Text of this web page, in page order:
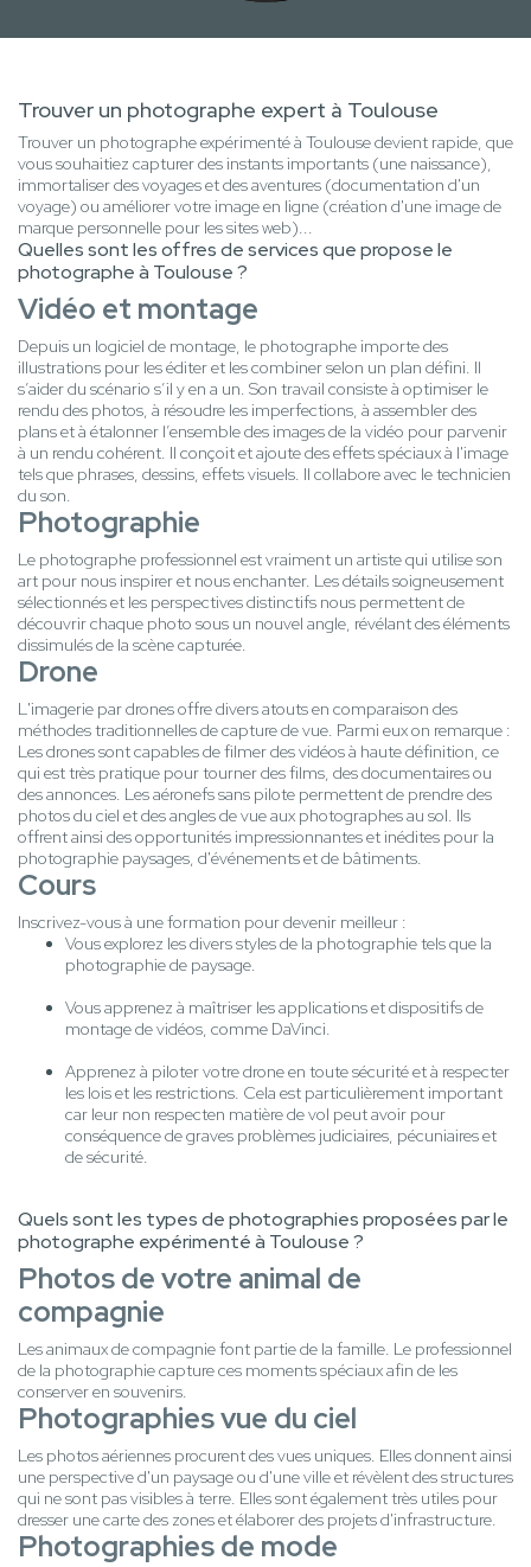
Trouver un photographe expert à Toulouse
Trouver un photographe expérimenté à Toulouse devient rapide, que
vous souhaitiez capturer des instants importants (une naissance),
immortaliser des voyages et des aventures (documentation d'un
voyage) ou améliorer votre image en ligne (création d'une image de
marque personnelle pour les sites web)...
Quelles sont les offres de services que propose le
photographe à Toulouse ?
Vidéo et montage
Depuis un logiciel de montage, le photographe importe des
illustrations pour les éditer et les combiner selon un plan défini. Il
s’aider du scénario s’il y en a un. Son travail consiste à optimiser le
rendu des photos, à résoudre les imperfections, à assembler des
plans et à étalonner l’ensemble des images de la vidéo pour parvenir
à un rendu cohérent. Il conçoit et ajoute des effets spéciaux à l'image
tels que phrases, dessins, effets visuels. Il collabore avec le technicien
du son.
Photographie
Le photographe professionnel est vraiment un artiste qui utilise son
art pour nous inspirer et nous enchanter. Les détails soigneusement
sélectionnés et les perspectives distinctifs nous permettent de
découvrir chaque photo sous un nouvel angle, révélant des éléments
dissimulés de la scène capturée.
Drone
L'imagerie par drones offre divers atouts en comparaison des
méthodes traditionnelles de capture de vue. Parmi eux on remarque :
Les drones sont capables de filmer des vidéos à haute définition, ce
qui est très pratique pour tourner des films, des documentaires ou
des annonces. Les aéronefs sans pilote permettent de prendre des
photos du ciel et des angles de vue aux photographes au sol. Ils
offrent ainsi des opportunités impressionnantes et inédites pour la
photographie paysages, d'événements et de bâtiments.
Cours
Inscrivez-vous à une formation pour devenir meilleur :
Vous explorez les divers styles de la photographie tels que la
photographie de paysage.
Vous apprenez à maîtriser les applications et dispositifs de
montage de vidéos, comme DaVinci.
Apprenez à piloter votre drone en toute sécurité et à respecter
les lois et les restrictions. Cela est particulièrement important
car leur non respecten matière de vol peut avoir pour
conséquence de graves problèmes judiciaires, pécuniaires et
de sécurité.
Quels sont les types de photographies proposées par le
photographe expérimenté à Toulouse ?
Photos de votre animal de
compagnie
Les animaux de compagnie font partie de la famille. Le professionnel
de la photographie capture ces moments spéciaux afin de les
conserver en souvenirs.
Photographies vue du ciel
Les photos aériennes procurent des vues uniques. Elles donnent ainsi
une perspective d'un paysage ou d'une ville et révèlent des structures
qui ne sont pas visibles à terre. Elles sont également très utiles pour
dresser une carte des zones et élaborer des projets d'infrastructure.
Photographies de mode